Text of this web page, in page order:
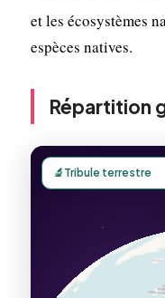
et les écosystèmes
espèces natives.
Répartition